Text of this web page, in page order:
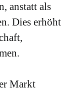
anstatt als
Dies erhöht
Markt